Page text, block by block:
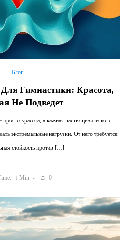
Блог
Гимнастики: Красота,
Не Подведет
красота, а важная часть сценического
экстремальные нагрузки. От него требуется
стойкость против […]
1 Min 0